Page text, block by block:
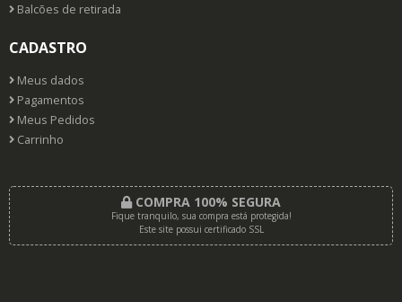
Balcões de retirada
CADASTRO
Meus dados
Pagamentos
Meus Pedidos
Carrinho
COMPRA 100% SEGURA
Fique tranquilo, sua compra está protegida!
Este site possui certificado SSL